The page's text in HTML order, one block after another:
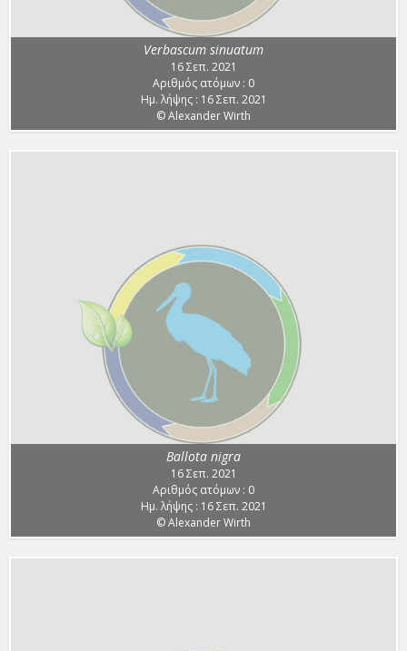
Verbascum sinuatum
16 Σεπ. 2021
Αριθμός ατόμων : 0
Ημ. λήψης : 16 Σεπ. 2021
© Alexander Wirth
Ballota nigra
16 Σεπ. 2021
Αριθμός ατόμων : 0
Ημ. λήψης : 16 Σεπ. 2021
© Alexander Wirth